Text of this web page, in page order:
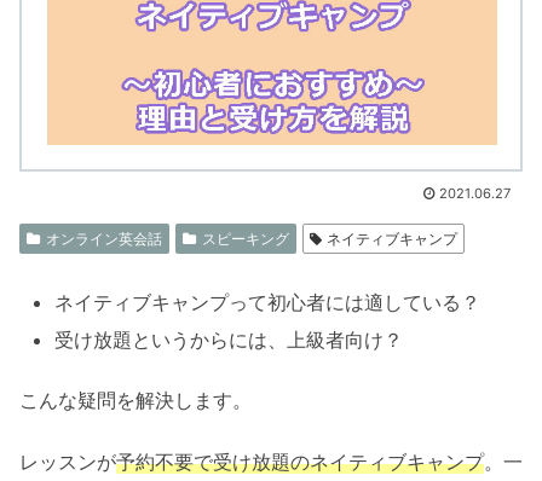
2021.06.27
オンライン英会話 スピーキング ネイティブキャンプ
ネイティブキャンプって初心者には適している？
受け放題というからには、上級者向け？
こんな疑問を解決します。
レッスンが予約不要で受け放題のネイティブキャンプ。一